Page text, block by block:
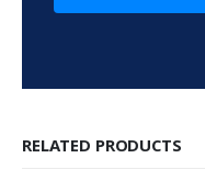
RELATED PRODUCTS